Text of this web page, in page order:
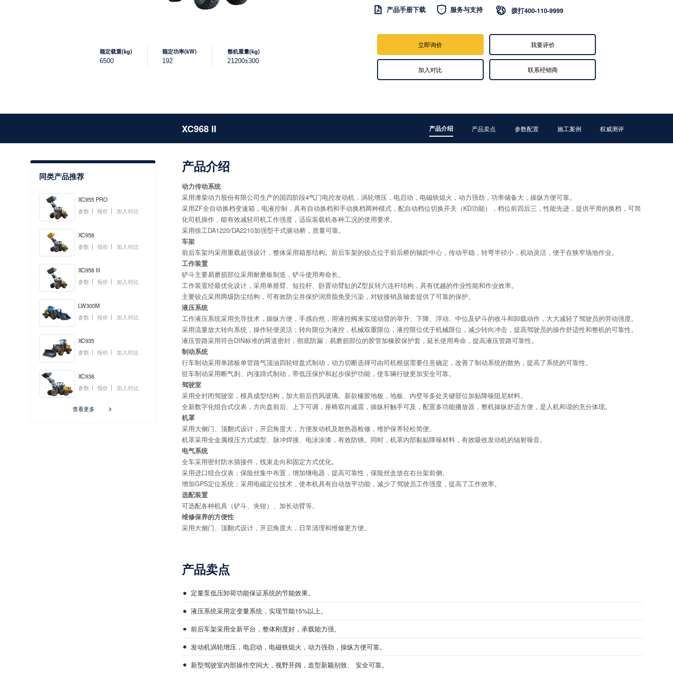
额定载重(kg)
6500
额定功率(kW)
192
整机重量(kg)
21200±300
 产品手册下载  服务与支持  拨打400-110-9999
立即询价 我要评价
加入对比 联系经销商
XC968 II 产品介绍 产品卖点 参数配置 施工案例 权威测评
同类产品推荐
XC955 PRO
参数
报价 加入对比
XC958
参数
报价 加入对比
XC958 III
参数
报价 加入对比
LW300M
参数
报价 加入对比
XC935
参数
报价 加入对比
XC938
参数
报价 加入对比
查看更多 
产品介绍
动力传动系统
采用潍柴动力股份有限公司生产的国四阶段4气门电控发动机，涡轮增压，电启动，电磁铁熄火，动力强劲，功率储备大，操纵方便可靠。
采用ZF全自动换档变速箱，电液控制，具有自动换档和手动换档两种模式，配自动档位切换开关（KD功能），档位前四后三，性能先进，提供平滑的换档，可简
化司机操作，能有效减轻司机工作强度，适应装载机各种工况的使用要求。
采用徐工DA1220/DA2210加强型干式驱动桥，质量可靠。
车架
前后车架均采用重载超强设计，整体采用箱形结构。前后车架的铰点位于前后桥的轴距中心，传动平稳，转弯半径小，机动灵活，便于在狭窄场地作业。
工作装置
铲斗主要易磨损部位采用耐磨板制造，铲斗使用寿命长。
工作装置经最优化设计，采用单摇臂、短拉杆、卧置动臂缸的Z型反转六连杆结构，具有优越的作业性能和作业效率。
主要铰点采用两级防尘结构，可有效防尘并保护润滑脂免受污染，对铰接销及轴套提供了可靠的保护。
液压系统
工作液压系统采用先导技术，操纵方便，手感自然，用液控阀来实现动臂的举升、下降、浮动、中位及铲斗的收斗和卸载动作，大大减轻了驾驶员的劳动强度。
采用流量放大转向系统，操作轻便灵活；转向限位为液控，机械双重限位，液控限位优于机械限位，减少转向冲击，提高驾驶员的操作舒适性和整机的可靠性。
液压管路采用符合DIN标准的两道密封，彻底防漏；易磨损部位的胶管加橡胶保护套，延长使用寿命，提高液压管路可靠性。
制动系统
行车制动采用单踏板单管路气顶油四轮钳盘式制动，动力切断选择可由司机根据需要任意确定，改善了制动系统的散热，提高了系统的可靠性。
驻车制动采用断气刹、内涨蹄式制动，带低压保护和起步保护功能，使车辆行驶更加安全可靠。
驾驶室
采用全封闭驾驶室，模具成型结构，加大前后挡风玻璃。新款橡胶地板，地板、内壁等多处关键部位加贴降噪阻尼材料。
全新数字化组合式仪表，方向盘前后、上下可调，座椅双向减震，操纵杆触手可及，配置多功能播放器，整机操纵舒适方便，是人机和谐的充分体现。
机罩
采用大侧门、顶翻式设计，开启角度大，方便发动机及散热器检修，维护保养轻松简便。
机罩采用全金属模压方式成型、脉冲焊接、电泳涂漆，有效防锈。同时，机罩内部黏贴降噪材料，有效吸收发动机的辐射噪音。
电气系统
全车采用密封防水插接件，线束走向和固定方式优化。
采用进口组合仪表；保险丝集中布置，增加继电器，提高可靠性，保险丝盒放在右台架前侧。
增加GPS定位系统； 采用电磁定位技术，使本机具有自动放平功能，减少了驾驶员工作强度，提高了工作效率。
选配装置
可选配各种机具（铲斗、夹钳）、加长动臂等。
维修保养的方便性
采用大侧门、顶翻式设计，开启角度大， 日常清理和维修更方便。
产品卖点
定量泵低压卸荷功能保证系统的节能效果。
液压系统采用定变量系统，实现节能15%以上。
前后车架采用全新平台，整体刚度好，承载能力强。
发动机涡轮增压，电启动，电磁铁熄火，动力强劲，操纵方便可靠。
新型驾驶室内部操作空间大，视野开阔，造型新颖别致、 安全可靠。